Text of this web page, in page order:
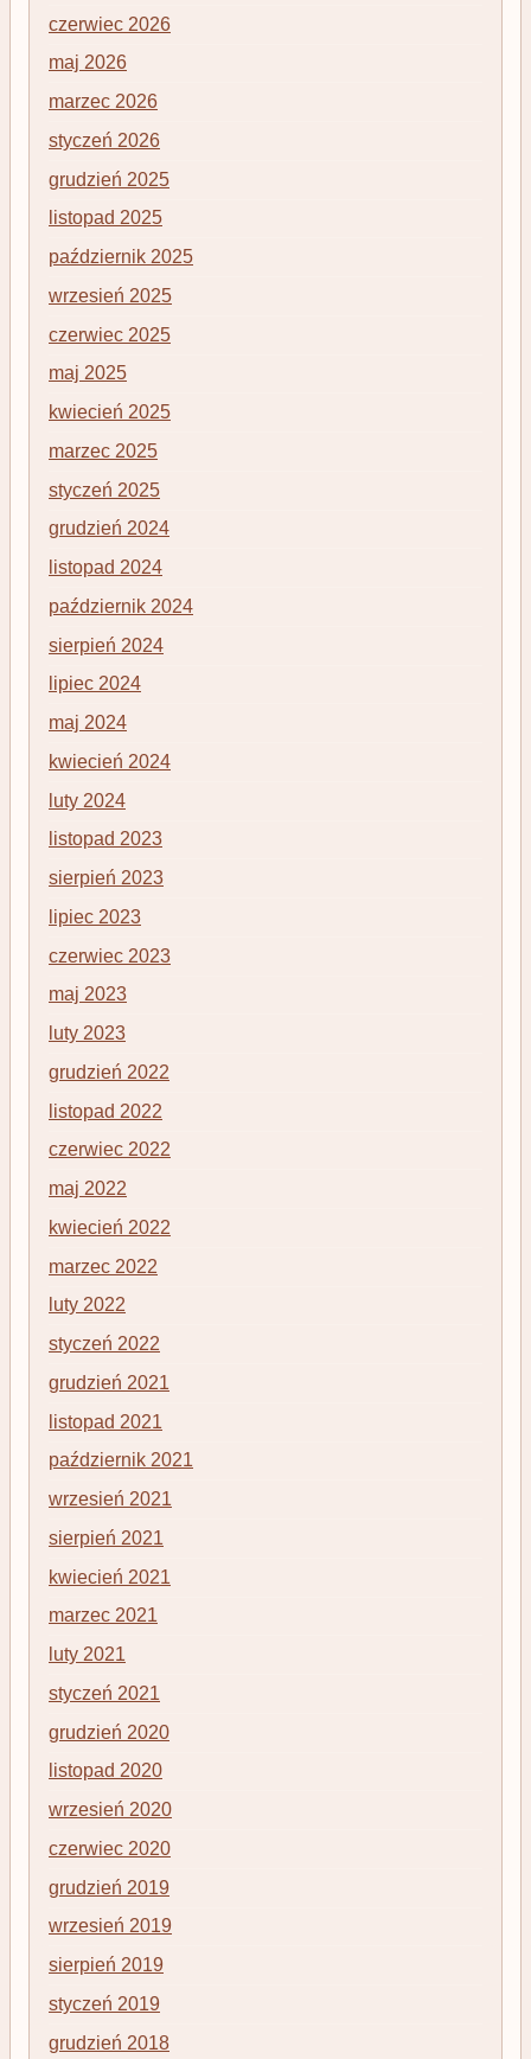
czerwiec 2026
maj 2026
marzec 2026
styczeń 2026
grudzień 2025
listopad 2025
październik 2025
wrzesień 2025
czerwiec 2025
maj 2025
kwiecień 2025
marzec 2025
styczeń 2025
grudzień 2024
listopad 2024
październik 2024
sierpień 2024
lipiec 2024
maj 2024
kwiecień 2024
luty 2024
listopad 2023
sierpień 2023
lipiec 2023
czerwiec 2023
maj 2023
luty 2023
grudzień 2022
listopad 2022
czerwiec 2022
maj 2022
kwiecień 2022
marzec 2022
luty 2022
styczeń 2022
grudzień 2021
listopad 2021
październik 2021
wrzesień 2021
sierpień 2021
kwiecień 2021
marzec 2021
luty 2021
styczeń 2021
grudzień 2020
listopad 2020
wrzesień 2020
czerwiec 2020
grudzień 2019
wrzesień 2019
sierpień 2019
styczeń 2019
grudzień 2018